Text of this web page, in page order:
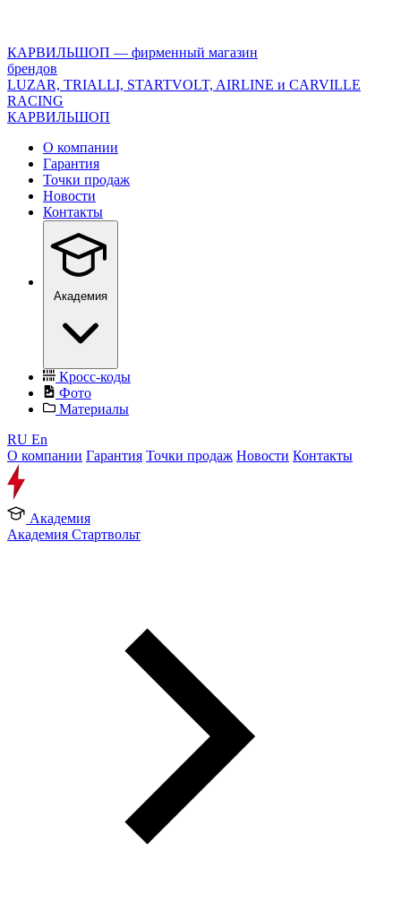
version="1.0"
encoding="utf-
8"?
>
КАРВИЛЬШОП — фирменный магазин
брендов
LUZAR, TRIALLI, STARTVOLT, AIRLINE и CARVILLE
RACING
КАРВИЛЬШОП
О компании
Гарантия
Точки продаж
Новости
Контакты
Академия
Кросс-коды
Фото
Материалы
RU En
О компании Гарантия Точки продаж Новости Контакты
Академия
Академия Стартвольт